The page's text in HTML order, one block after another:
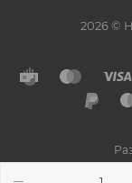
2026 ©